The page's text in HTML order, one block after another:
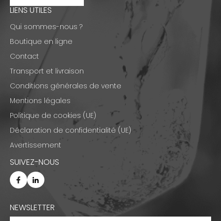
LIENS UTILES
Qui sommes-nous ?
Boutique en ligne
Contact
Transport et livraison
Conditions générales de vente
Mentions légales
Politique de cookies (UE)
Déclaration de confidentialité (UE)
Avertissement
SUIVEZ-NOUS
NEWSLETTER